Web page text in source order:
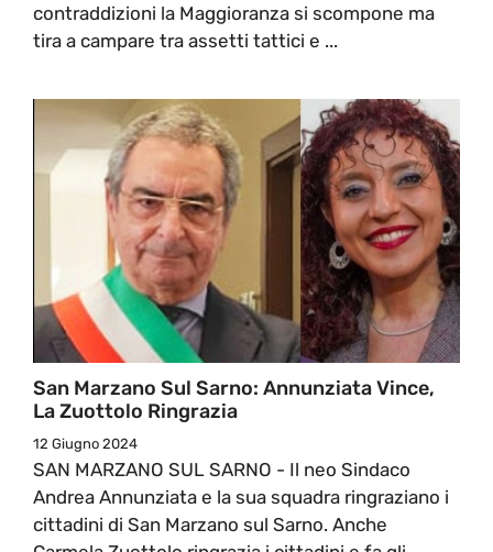
contraddizioni la Maggioranza si scompone ma
tira a campare tra assetti tattici e ...
San Marzano Sul Sarno: Annunziata Vince,
La Zuottolo Ringrazia
12 Giugno 2024
SAN MARZANO SUL SARNO - Il neo Sindaco
Andrea Annunziata e la sua squadra ringraziano i
cittadini di San Marzano sul Sarno. Anche